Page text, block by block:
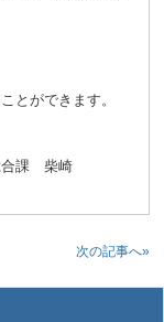
とができます。
合課 柴崎
次の記事へ»